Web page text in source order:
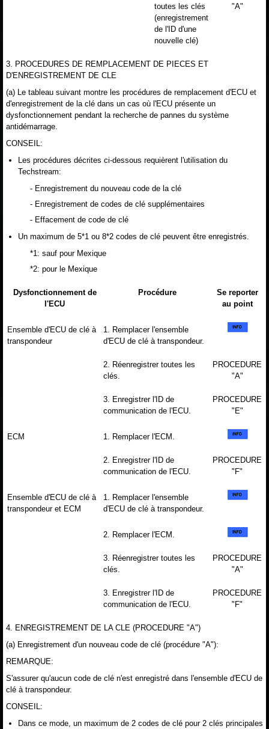
toutes les clés
(enregistrement
de l'ID d'une
nouvelle clé)
"A"
3. PROCEDURES DE REMPLACEMENT DE PIECES ET
D'ENREGISTREMENT DE CLE
(a) Le tableau suivant montre les procédures de remplacement d'ECU et
d'enregistrement de la clé dans un cas où l'ECU présente un
dysfonctionnement pendant la recherche de pannes du système
antidémarrage.
CONSEIL:
Les procédures décrites ci-dessous requièrent l'utilisation du
Techstream:
- Enregistrement du nouveau code de la clé
- Enregistrement de codes de clé supplémentaires
- Effacement de code de clé
Un maximum de 5*1 ou 8*2 codes de clé peuvent être enregistrés.
*1: sauf pour Mexique
*2: pour le Mexique
Dysfonctionnement de
l'ECU
Procédure
Se reporter
au point
Ensemble d'ECU de clé à
transpondeur
1. Remplacer l'ensemble
d'ECU de clé à transpondeur.
2. Réenregistrer toutes les
clés.
PROCEDURE
"A"
3. Enregistrer l'ID de
communication de l'ECU.
PROCEDURE
"E"
ECM 1. Remplacer l'ECM.
2. Enregistrer l'ID de
communication de l'ECU.
PROCEDURE
"F"
Ensemble d'ECU de clé à
transpondeur et ECM
1. Remplacer l'ensemble
d'ECU de clé à transpondeur.
2. Remplacer l'ECM.
3. Réenregistrer toutes les
clés.
PROCEDURE
"A"
3. Enregistrer l'ID de
communication de l'ECU.
PROCEDURE
"F"
4. ENREGISTREMENT DE LA CLE (PROCEDURE "A")
(a) Enregistrement d'un nouveau code de clé (procédure "A"):
REMARQUE:
S'assurer qu'aucun code de clé n'est enregistré dans l'ensemble d'ECU de
clé à transpondeur.
CONSEIL:
Dans ce mode, un maximum de 2 codes de clé pour 2 clés principales